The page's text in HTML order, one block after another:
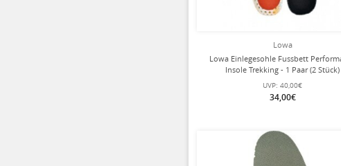
Lowa
Lowa Einlegesohle Fussbett
Insole Trekking - 1 Paar (2 Stück)
UVP: 40,00€
34,00€